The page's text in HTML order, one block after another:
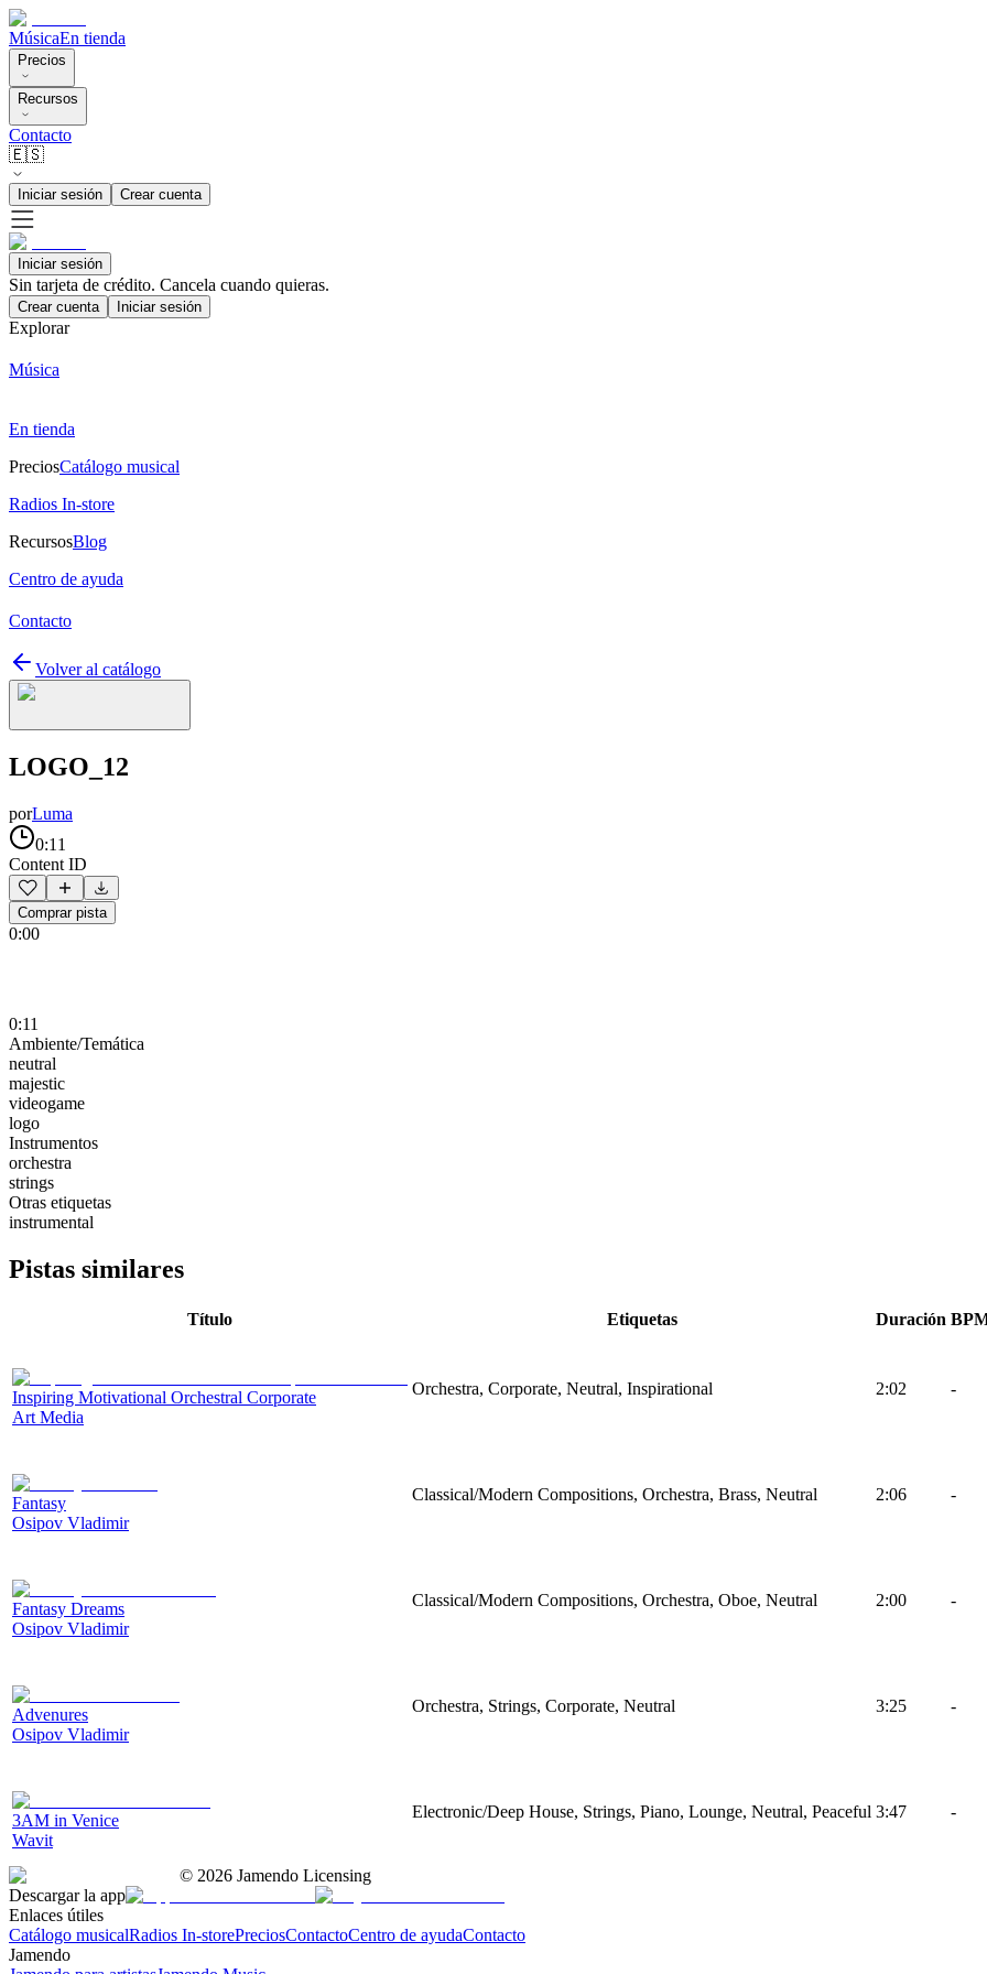
MúsicaEn tienda
Precios
Recursos
Contacto
🇪🇸
Iniciar sesión Crear cuenta
Iniciar sesión
Sin tarjeta de crédito. Cancela cuando quieras.
Crear cuenta Iniciar sesión
Explorar
Música
En tienda
PreciosCatálogo musical
Radios In-store
RecursosBlog
Centro de ayuda
Contacto
Volver al catálogo
LOGO_12
porLuma
0:11
Content ID
Comprar pista
0:00
0:11
Ambiente/Temática
neutral
majestic
videogame
logo
Instrumentos
orchestra
strings
Otras etiquetas
instrumental
Pistas similares
Título Etiquetas Duración
Inspiring Motivational Orchestral Corporate
Art Media
Orchestra, Corporate, Neutral, Inspirational 2:02 -
Fantasy
Osipov Vladimir
Classical/Modern Compositions, Orchestra, Brass, Neutral 2:06 -
Fantasy Dreams
Osipov Vladimir
Classical/Modern Compositions, Orchestra, Oboe, Neutral 2:00 -
Advenures
Osipov Vladimir
Orchestra, Strings, Corporate, Neutral 3:25 -
3AM in Venice
Wavit
Electronic/Deep House, Strings, Piano, Lounge, Neutral, Peaceful 3:47 -
© 2026 Jamendo Licensing
Descargar la app
Enlaces útiles
Catálogo musicalRadios In-storePreciosContactoCentro de ayudaContacto
Jamendo